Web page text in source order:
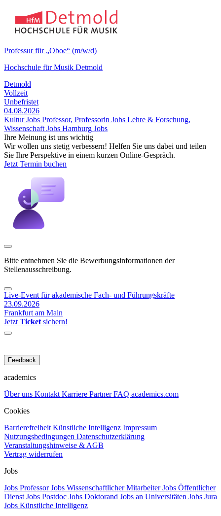
Professur für „Oboe“ (m/w/d)
Hochschule für Musik Detmold
Detmold
Vollzeit
Unbefristet
04.08.2026
Kultur Jobs Professor, Professorin Jobs Lehre & Forschung,
Wissenschaft Jobs Hamburg Jobs
Ihre Meinung ist uns wichtig
Wir wollen uns stetig verbessern! Helfen Sie uns dabei und teilen
Sie Ihre Perspektive in einem kurzen Online-Gespräch.
Jetzt Termin buchen
Bitte entnehmen Sie die Bewerbungsinformationen der
Stellenausschreibung.
Live-Event für akademische Fach- und Führungskräfte
23.09.2026
Frankfurt am Main
Jetzt Ticket sichern!
Feedback
academics
Über uns Kontakt Karriere PartnerFAQ academics.com
Cookies
Barrierefreiheit Künstliche Intelligenz Impressum
Nutzungsbedingungen Datenschutzerklärung
Veranstaltungshinweise & AGB
Vertrag widerrufen
Jobs
Jobs ProfessorJobs Wissenschaftlicher MitarbeiterJobs Öffentlicher
Dienst Jobs Postdoc Jobs Doktorand Jobs an Universitäten Jobs Jura
Jobs Künstliche Intelligenz